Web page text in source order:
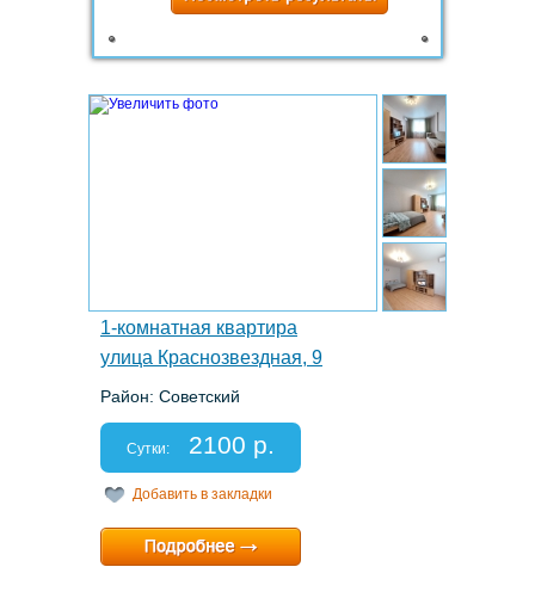
1-комнатная квартира
улица Краснозвездная, 9
Район: Советский
Спальных мест: 2+2
Отчетные документы: есть
Сутки: 2100 р.
Добавить в закладки
Минимальный срок:1 суток
Расчетный час:12:00